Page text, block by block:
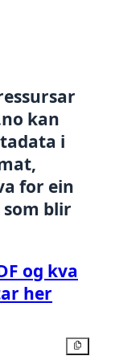
kan
i
for ein
som blir
og kva
her